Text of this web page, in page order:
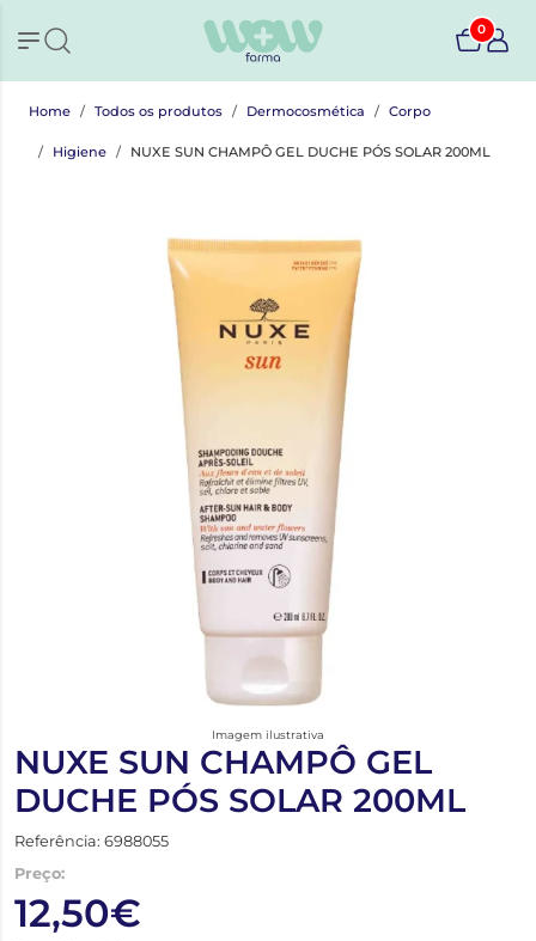
0
Home Todos os produtos Dermocosmética Corpo
Higiene NUXE SUN CHAMPÔ GEL DUCHE PÓS SOLAR 200ML
Imagem ilustrativa
NUXE SUN CHAMPÔ GEL
DUCHE PÓS SOLAR 200ML
Referência: 6988055
Preço:
12,50€